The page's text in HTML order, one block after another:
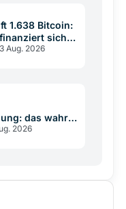
1.638 Bitcoin:
sich
3 Aug. 2026
das wahre
2026